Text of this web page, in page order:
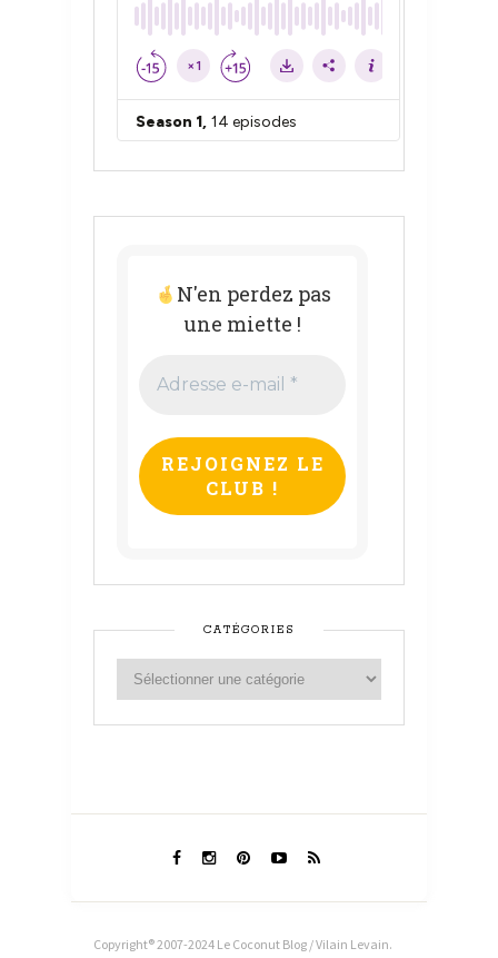
N'en perdez pas
une miette !
e-
*
CATÉGORIES
Copyright® 2007-2024 Le Coconut Blog / Vilain Levain.